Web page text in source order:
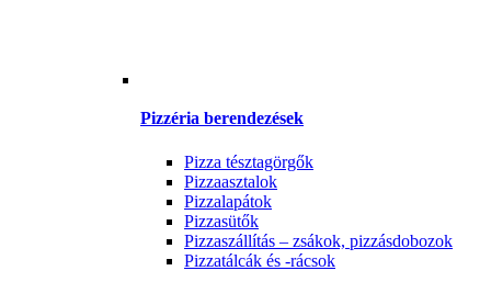
Pizzéria berendezések
Pizza tésztagörgők
Pizzaasztalok
Pizzalapátok
Pizzasütők
Pizzaszállítás – zsákok, pizzásdobozok
Pizzatálcák és -rácsok